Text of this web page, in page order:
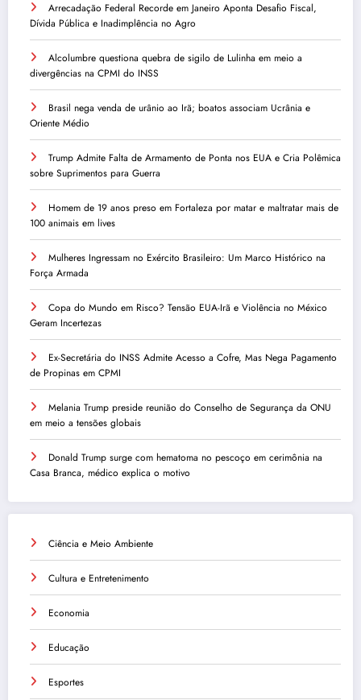
Arrecadação Federal Recorde em Janeiro Aponta Desafio Fiscal,
Dívida Pública e Inadimplência no Agro
Alcolumbre questiona quebra de sigilo de Lulinha em meio a
divergências na CPMI do INSS
Brasil nega venda de urânio ao Irã; boatos associam Ucrânia e
Oriente Médio
Trump Admite Falta de Armamento de Ponta nos EUA e Cria Polêmica
sobre Suprimentos para Guerra
Homem de 19 anos preso em Fortaleza por matar e maltratar mais de
100 animais em lives
Mulheres Ingressam no Exército Brasileiro: Um Marco Histórico na
Força Armada
Copa do Mundo em Risco? Tensão EUA-Irã e Violência no México
Geram Incertezas
Ex-Secretária do INSS Admite Acesso a Cofre, Mas Nega Pagamento
de Propinas em CPMI
Melania Trump preside reunião do Conselho de Segurança da ONU
em meio a tensões globais
Donald Trump surge com hematoma no pescoço em cerimônia na
Casa Branca, médico explica o motivo
Ciência e Meio Ambiente
Cultura e Entretenimento
Economia
Educação
Esportes